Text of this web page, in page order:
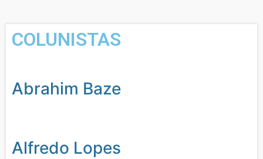
COLUNISTAS
Abrahim Baze
Alfredo Lopes